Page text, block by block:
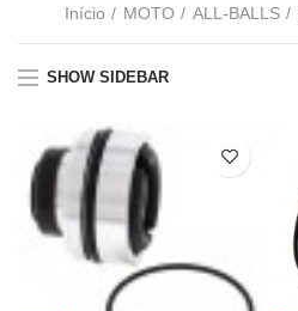
Início MOTO ALL-BALLS
SHOW SIDEBAR